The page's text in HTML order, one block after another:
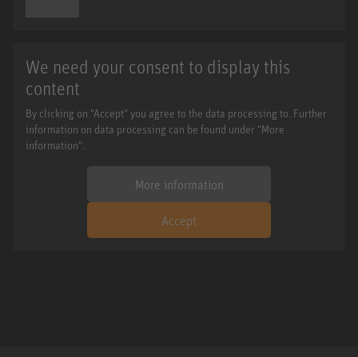
We need your consent to display this
content
By clicking on "Accept" you agree to the data processing to. Further
information on data processing can be found under "More
information".
More information
Accept